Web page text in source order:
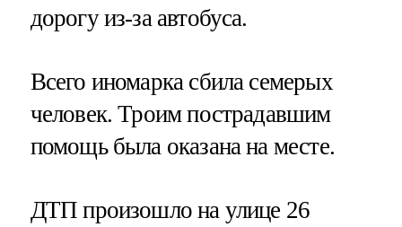
дорогу из-за автобуса.
Всего иномарка сбила семерых
человек. Троим пострадавшим
помощь была оказана на месте.
ДТП произошло на улице 26